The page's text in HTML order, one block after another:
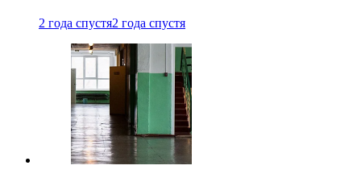
2 года спустя2 года спустя